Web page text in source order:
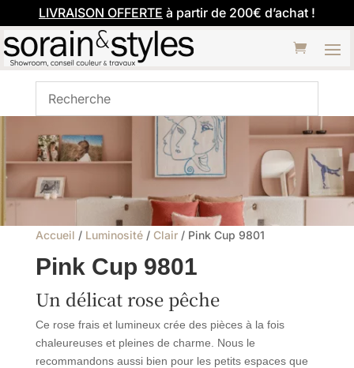
LIVRAISON OFFERTE à partir de 200€ d’achat !
Accueil / Luminosité/ Clair/ Pink Cup 9801
Pink Cup 9801
Un délicat rose pêche
Ce rose frais et lumineux crée des pièces à la fois
chaleureuses et pleines de charme. Nous le
recommandons aussi bien pour les petits espaces que